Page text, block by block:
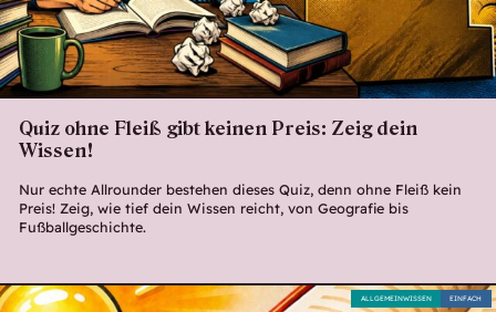
Quiz ohne Fleiß gibt keinen Preis: Zeig dein
Wissen!
Nur echte Allrounder bestehen dieses Quiz, denn ohne Fleiß kein
Preis! Zeig, wie tief dein Wissen reicht, von Geografie bis
Fußballgeschichte.
EINFACH
ALLGEMEINWISSEN